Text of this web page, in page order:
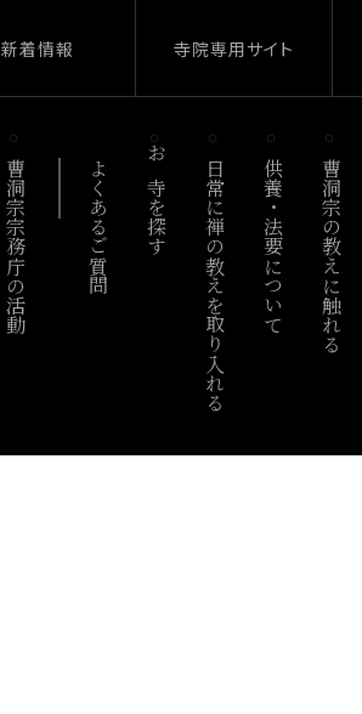
新着情報 寺院専用サイト
曹洞宗宗務庁の活動 よくあるご質問 お寺を探す 日常に禅の教えを取り入れる 供養・法要について 曹洞宗の教えに触れる